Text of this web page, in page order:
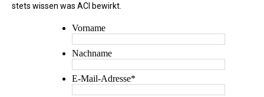
stets wissen was ACI bewirkt.
Vorname
Nachname
E-Mail-Adresse*